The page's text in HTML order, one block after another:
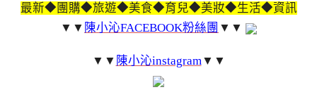
最新◆團購◆旅遊◆美食◆育兒◆美妝◆生活◆資訊
▼▼ 陳小沁FACEBOOK粉絲團 ▼▼
▼▼ 陳小沁instagram▼▼